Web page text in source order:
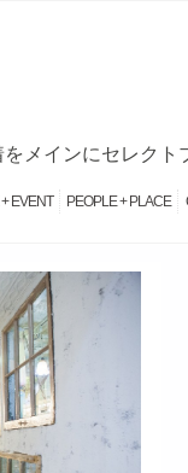
メインにセレク
EVENT PEOPLE + PLACE